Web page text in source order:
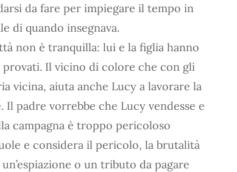
da fare per impiegare il tempo in
di quando insegnava.
non è tranquilla: lui e la figlia hanno
Il vicino di colore che con gli
vicina, aiuta anche Lucy a lavorare la
padre vorrebbe che Lucy vendesse e
campagna è troppo pericoloso
e considera il pericolo, la brutalità
o un tributo da pagare